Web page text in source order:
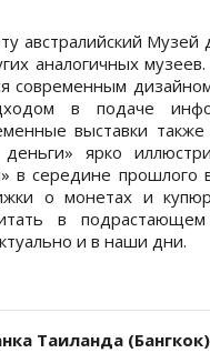
австралийский
аналогичных
современным
в подаче
выставки
ярко
в середине прошлого
о монетах и
в
и в наши дни.
Таиланда (Бангкок)